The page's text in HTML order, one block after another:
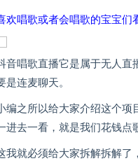
欢唱歌或者会唱歌的宝宝们
音唱歌直播它是属于无人直
是连麦聊天。
编之所以给大家介绍这个项
进去一看，就是我们花钱点
我就必须给大家拆解拆解了